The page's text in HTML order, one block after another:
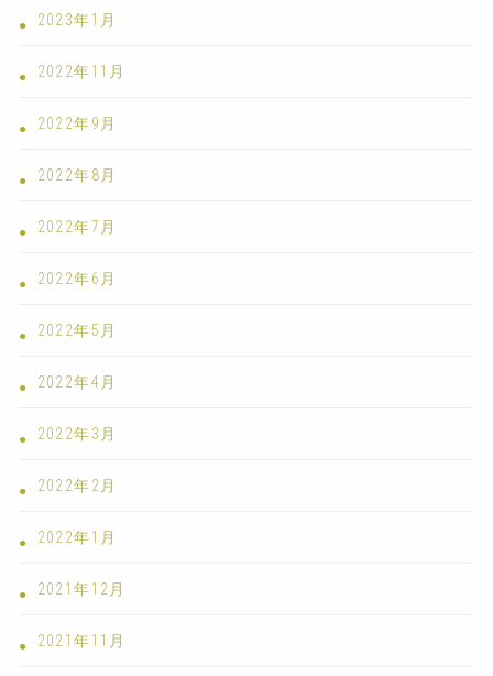
2023年1月
2022年11月
2022年9月
2022年8月
2022年7月
2022年6月
2022年5月
2022年4月
2022年3月
2022年2月
2022年1月
2021年12月
2021年11月